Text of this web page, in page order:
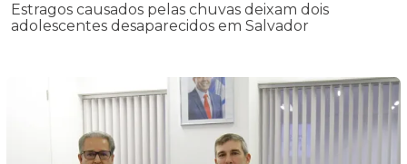
Estragos causados pelas chuvas deixam dois
adolescentes desaparecidos em Salvador